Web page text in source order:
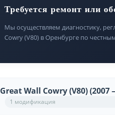
Требуется ремонт или
Мы осуществляем диагностику,
Cowry (V80) в Оренбурге по
Great Wall Cowry (V80) (2007
1 модификация